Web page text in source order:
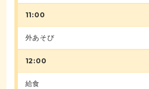
11:00
外あそび
12:00
給食